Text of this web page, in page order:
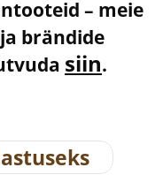
– meie
brändide
siin.